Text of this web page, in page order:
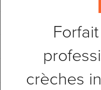
crèches